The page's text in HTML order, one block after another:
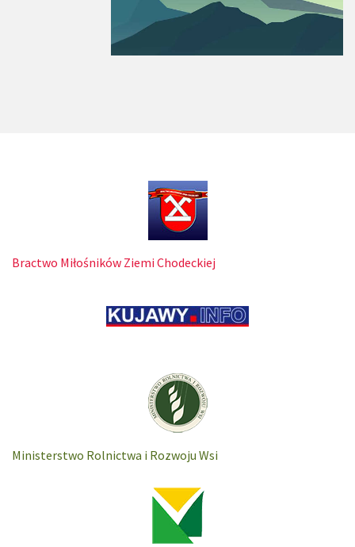
Bractwo Miłośników Ziemi Chodeckiej
Ministerstwo Rolnictwa i Rozwoju Wsi